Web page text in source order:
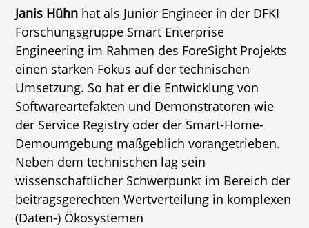
Janis Hühn hat als Junior Engineer in der DFKI
Forschungsgruppe Smart Enterprise
Engineering im Rahmen des ForeSight Projekts
einen starken Fokus auf der technischen
Umsetzung. So hat er die Entwicklung von
Softwareartefakten und Demonstratoren wie
der Service Registry oder der Smart-Home-
Demoumgebung maßgeblich vorangetrieben.
Neben dem technischen lag sein
wissenschaftlicher Schwerpunkt im Bereich der
beitragsgerechten Wertverteilung in komplexen
(Daten-) Ökosystemen